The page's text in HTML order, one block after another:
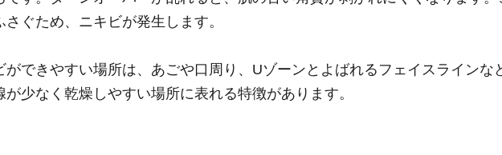
さぐため、ニキビが発生します。
ができやすい場所は、あごや口周り、Uゾーンとよばれるフェイスラインな
が少なく乾燥しやすい場所に表れる特徴があります。